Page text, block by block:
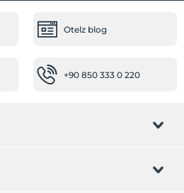
Otelz blog
+90 850 333 0 220